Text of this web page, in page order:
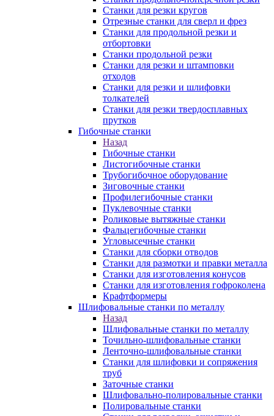
Станки для резки кругов
Отрезные станки для сверл и фрез
Станки для продольной резки и
отбортовки
Станки продольной резки
Станки для резки и штамповки
отходов
Станки для резки и шлифовки
толкателей
Станки для резки твердосплавных
прутков
Гибочные станки
Назад
Гибочные станки
Листогибочные станки
Трубогибочное оборудование
Зиговочные станки
Профилегибочные станки
Пуклевочные станки
Роликовые вытяжные станки
Фальцегибочные станки
Угловысечные станки
Станки для сборки отводов
Станки для размотки и правки металла
Станки для изготовления конусов
Станки для изготовления гофроколена
Крафтформеры
Шлифовальные станки по металлу
Назад
Шлифовальные станки по металлу
Точильно-шлифовальные станки
Ленточно-шлифовальные станки
Станки для шлифовки и сопряжения
труб
Заточные станки
Шлифовально-полировальные станки
Полировальные станки